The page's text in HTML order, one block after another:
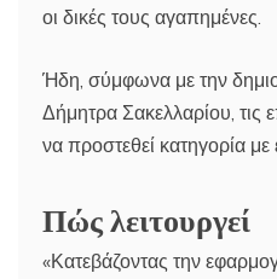
οι δικές τους αγαπημένες.
Ήδη, σύμφωνα με την
Δήμητρα Σακελλαρίου, τις
να προστεθεί κατηγορία με
Πώς λειτουργεί
«Κατεβάζοντας την